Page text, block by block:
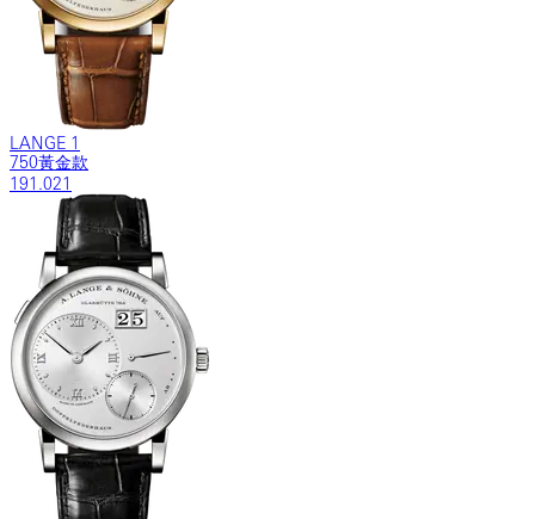
LANGE 1
750黃金款
191.021